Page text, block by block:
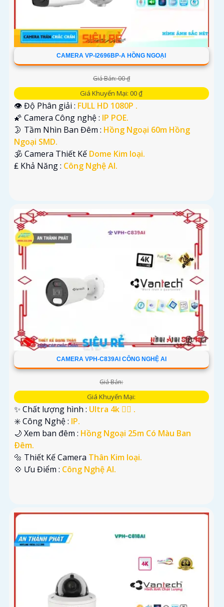
CAMERA VP-I2696BP-A HỒNG NGOẠI
Giá Bán: 00 ₫
Giá Khuyến Mại: 00 ₫
👁 Độ Phân giải : FULL HD 1080P .
🌠 Camera Công nghệ : IP POE.
🌛 Tầm Nhìn Ban Đêm : Hồng Ngoại 60m Hồng
Ngoại SMD.
🕉️ Camera Thiết Kế Dome Kim loại.
️₤ Khả Năng : Công Nghệ AI.
CAMERA VPH-C839AI CÔNG NGHỆ AI
Giá Bán:
Giá Khuyến Mại:
✨ Chất lượng hình : Ultra 4k 👍🏾 .
✳️ Công Nghệ : IP.
🌙 Xem ban đêm : Hồng Ngoại 25m Có Màu Ban
Ðêm.
🔩 Thiết Kế Camera Thân Kim loại.
️💠 Ưu Điểm : Công Nghệ AI.